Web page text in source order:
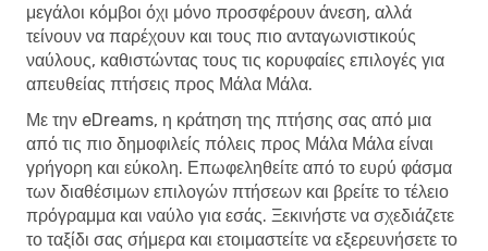
μεγάλοι κόμβοι όχι μόνο προσφέρουν άνεση, αλλά
τείνουν να παρέχουν και τους πιο ανταγωνιστικούς
ναύλους, καθιστώντας τους τις κορυφαίες επιλογές για
απευθείας πτήσεις προς Μάλα Μάλα.
Με την eDreams, η κράτηση της πτήσης σας από μια
από τις πιο δημοφιλείς πόλεις προς Μάλα Μάλα είναι
γρήγορη και εύκολη. Επωφεληθείτε από το ευρύ φάσμα
των διαθέσιμων επιλογών πτήσεων και βρείτε το τέλειο
πρόγραμμα και ναύλο για εσάς. Ξεκινήστε να σχεδιάζετε
το ταξίδι σας σήμερα και ετοιμαστείτε να εξερευνήσετε το